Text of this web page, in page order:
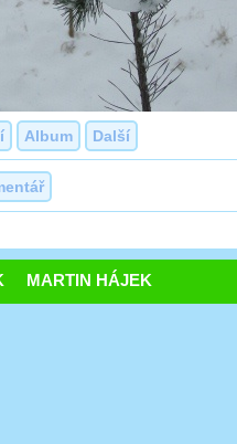
Album Další
MARTIN HÁJEK